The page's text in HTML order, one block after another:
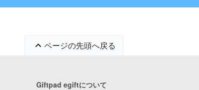
ページの先頭へ戻る
Giftpad egiftについて